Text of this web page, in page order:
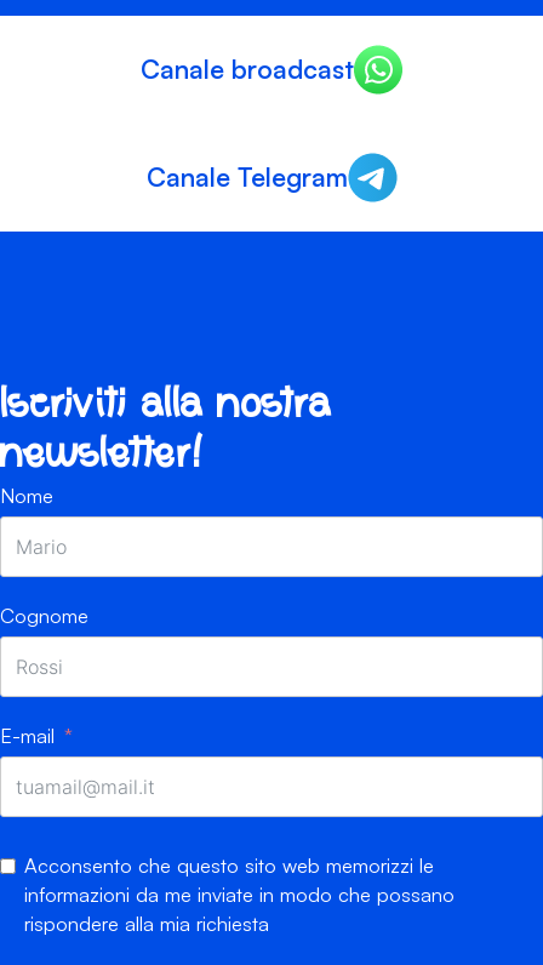
Canale broadcast
Canale Telegram
Iscriviti alla nostra
newsletter!
Nome
Cognome
E-mail
Acconsento che questo sito web memorizzi le
informazioni da me inviate in modo che possano
rispondere alla mia richiesta